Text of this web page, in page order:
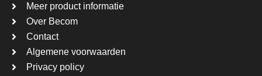
Meer product informatie
Over Becom
Contact
Algemene voorwaarden
Privacy policy